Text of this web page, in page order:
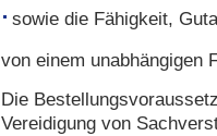
sowie die Fähigkeit,
von einem unabhängigen
Die
Vereidigung von